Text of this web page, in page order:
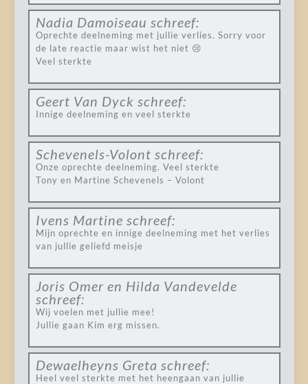
Nadia Damoiseau schreef:
Oprechte deelneming met jullie verlies. Sorry voor
de late reactie maar wist het niet 😢
Veel sterkte
Geert Van Dyck schreef:
Innige deelneming en veel sterkte
Schevenels-Volont schreef:
Onze oprechte deelneming. Veel sterkte
Tony en Martine Schevenels – Volont
Ivens Martine schreef:
Mijn oprechte en innige deelneming met het verlies
van jullie geliefd meisje
Joris Omer en Hilda Vandevelde
schreef:
Wij voelen met jullie mee!
Jullie gaan Kim erg missen.
Dewaelheyns Greta schreef:
Heel veel sterkte met het heengaan van jullie